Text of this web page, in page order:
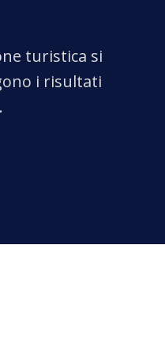
turistica si
i risultati